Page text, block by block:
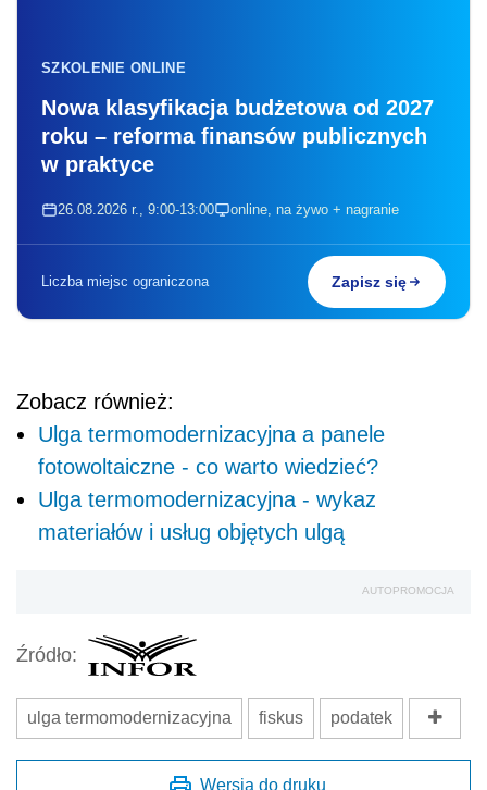
SZKOLENIE ONLINE
Nowa klasyfikacja budżetowa od 2027
roku – reforma finansów publicznych
w praktyce
26.08.2026 r., 9:00-13:00 online, na żywo + nagranie
Liczba miejsc ograniczona Zapisz się
Zobacz również:
Ulga termomodernizacyjna a panele
fotowoltaiczne - co warto wiedzieć?
Ulga termomodernizacyjna - wykaz
materiałów i usług objętych ulgą
AUTOPROMOCJA
Źródło:
ulga termomodernizacyjna fiskus podatek
Wersja do druku